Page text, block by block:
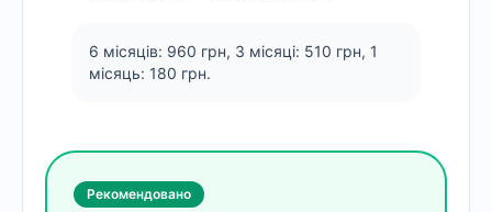
6 місяців: 960 грн, 3 місяці: 510 грн, 1
місяць: 180 грн.
Рекомендовано